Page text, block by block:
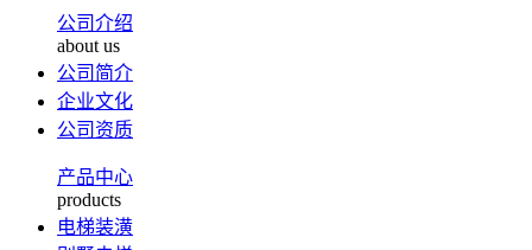
公司介绍
about us
公司简介
企业文化
公司资质
产品中心
products
电梯装潢